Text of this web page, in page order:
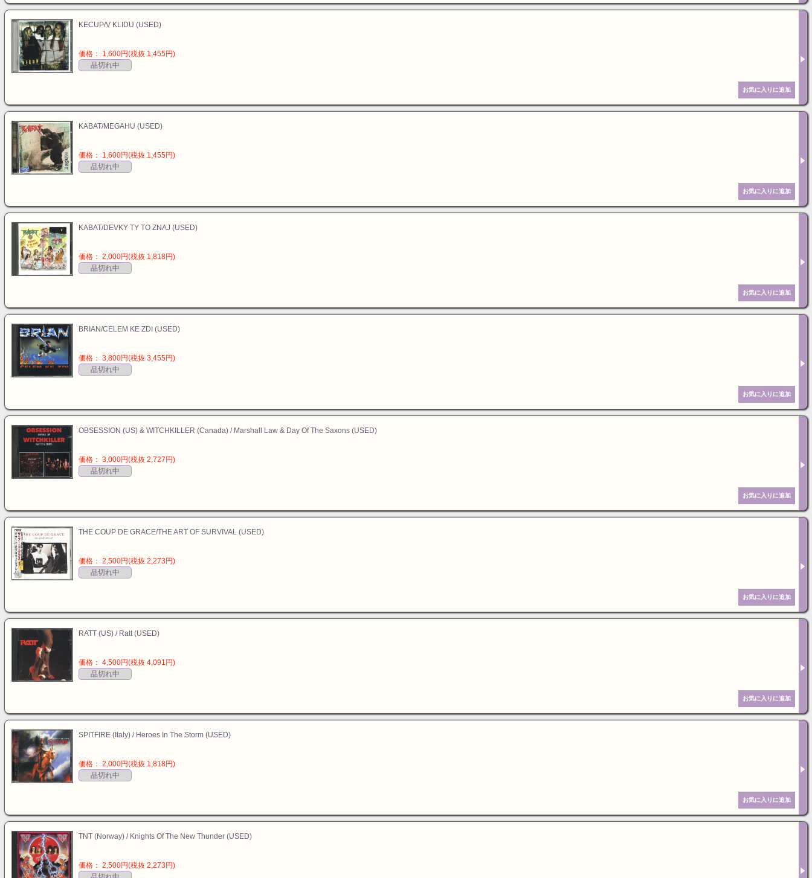
KECUP/V KLIDU (USED)
価格： 1,600円(税抜 1,455円)
品切れ中
KABAT/MEGAHU (USED)
価格： 1,600円(税抜 1,455円)
品切れ中
KABAT/DEVKY TY TO ZNAJ (USED)
価格： 2,000円(税抜 1,818円)
品切れ中
BRIAN/CELEM KE ZDI (USED)
価格： 3,800円(税抜 3,455円)
品切れ中
OBSESSION (US) & WITCHKILLER (Canada) / Marshall Law & Day Of The Saxons (USED)
価格： 3,000円(税抜 2,727円)
品切れ中
THE COUP DE GRACE/THE ART OF SURVIVAL (USED)
価格： 2,500円(税抜 2,273円)
品切れ中
RATT (US) / Ratt (USED)
価格： 4,500円(税抜 4,091円)
品切れ中
SPITFIRE (Italy) / Heroes In The Storm (USED)
価格： 2,000円(税抜 1,818円)
品切れ中
TNT (Norway) / Knights Of The New Thunder (USED)
価格： 2,500円(税抜 2,273円)